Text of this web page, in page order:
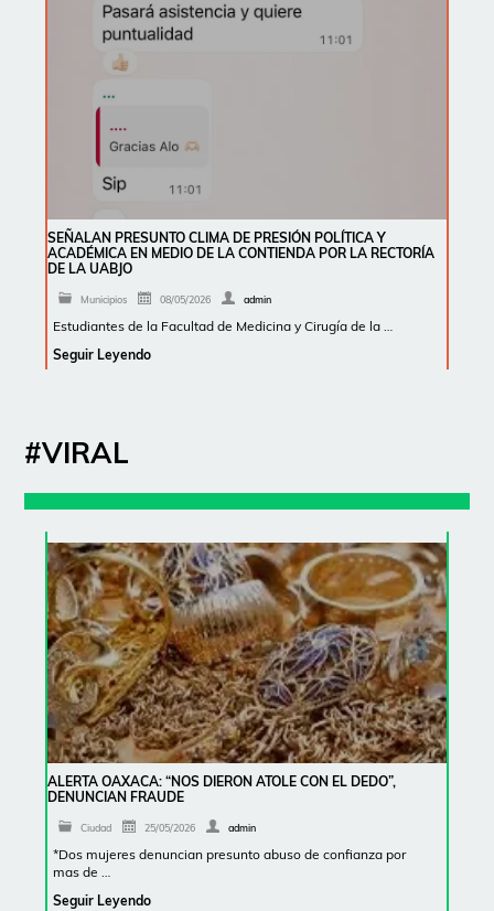
SEÑALAN PRESUNTO CLIMA DE PRESIÓN POLÍTICA Y
ACADÉMICA EN MEDIO DE LA CONTIENDA POR LA RECTORÍA
DE LA UABJO
Municipios 08/05/2026 admin
Estudiantes de la Facultad de Medicina y Cirugía de la …
Seguir Leyendo
#VIRAL
ALERTA OAXACA: “NOS DIERON ATOLE CON EL DEDO”,
DENUNCIAN FRAUDE
Ciudad 25/05/2026 admin
*Dos mujeres denuncian presunto abuso de confianza por
mas de …
Seguir Leyendo